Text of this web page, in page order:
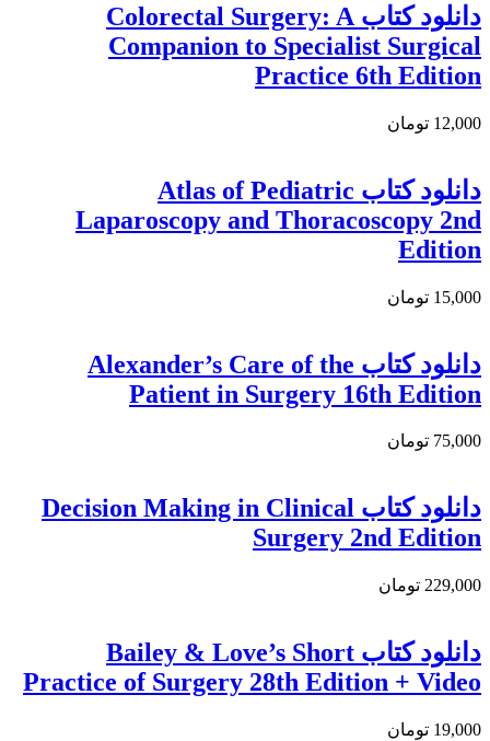
دانلود کتاب Colorectal Surgery: A
Companion to Specialist Surgical
Practice 6th Edition
12,000 تومان
دانلود کتاب Atlas of Pediatric
Laparoscopy and Thoracoscopy 2nd
Edition
15,000 تومان
دانلود کتاب Alexander’s Care of the
Patient in Surgery 16th Edition
75,000 تومان
دانلود کتاب Decision Making in Clinical
Surgery 2nd Edition
229,000 تومان
دانلود كتاب Bailey & Love’s Short
Practice of Surgery 28th Edition + Video
19,000 تومان